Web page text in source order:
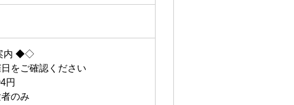
内 ◆◇
日をご確認ください
円
のみ